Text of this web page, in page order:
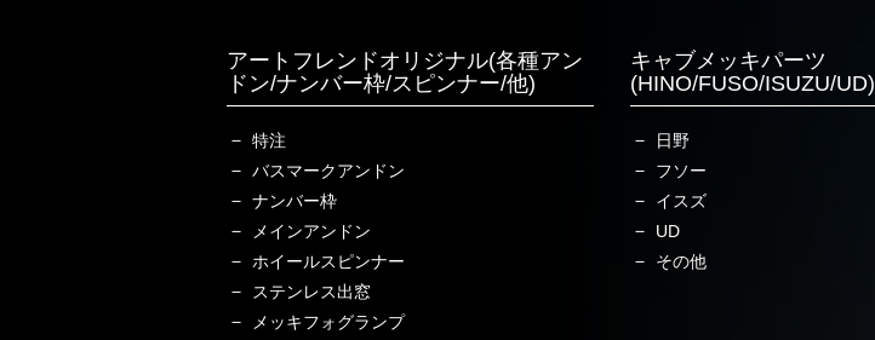
アートフレンドオリジナル(各種アン
ドン/ナンバー枠/スピンナー/他)
特注
バスマークアンドン
ナンバー枠
メインアンドン
ホイールスピンナー
ステンレス出窓
メッキフォグランプ
キャブメッキパーツ
(HINO/FUSO/ISUZU/UD)
日野
フソー
イスズ
UD
その他